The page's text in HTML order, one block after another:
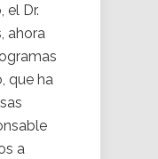
el Dr.
ahora
que ha
a